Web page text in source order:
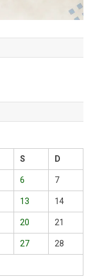
S D
6 7
13 14
20 21
27 28